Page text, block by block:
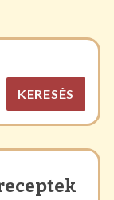
KERESÉS